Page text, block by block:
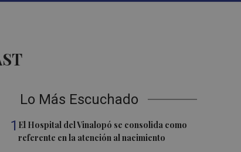
Lo Más Escuchado
1 El Hospital del Vinalopó se consolida como
referente en la atención al nacimiento